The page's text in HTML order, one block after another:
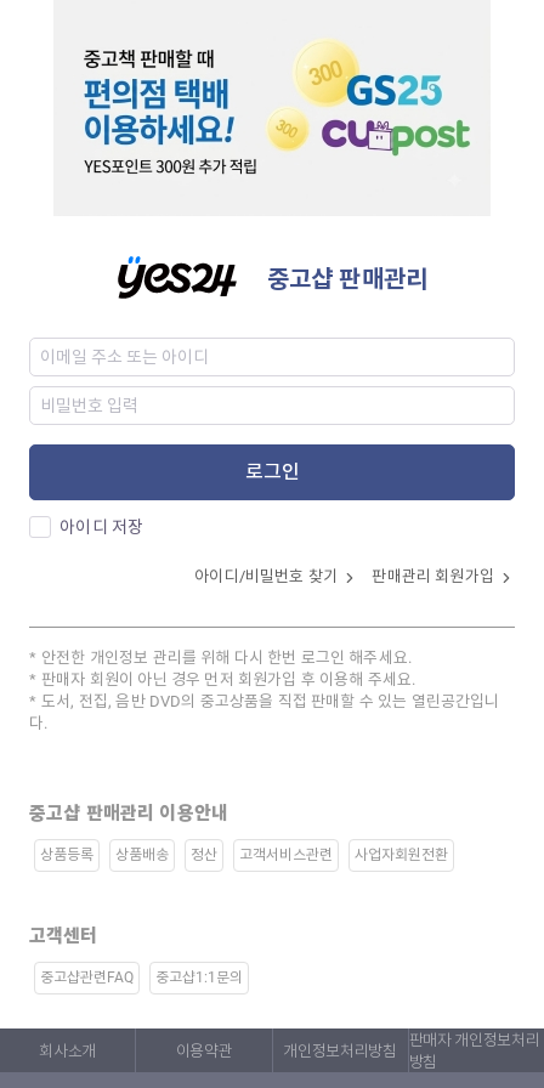
중고샵 판매관리
로그인
아이디 저장
아이디/비밀번호 찾기 판매관리 회원가입
안전한 개인정보 관리를 위해 다시 한번 로그인 해주세요.
판매자 회원이 아닌 경우 먼저 회원가입 후 이용해 주세요.
도서, 전집, 음반 DVD의 중고상품을 직접 판매할 수 있는 열린공간입니
다.
중고샵 판매관리 이용안내
상품등록 상품배송 정산 고객서비스관련 사업자회원전환
고객센터
중고샵관련FAQ 중고샵1:1문의
회사소개 이용약관 개인정보처리방침
판매자 개인정보처리
방침